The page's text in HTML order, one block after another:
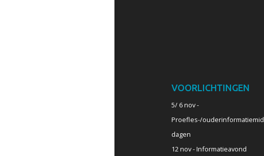
VOORLICHTINGEN
5/ 6 nov -
Proefles-/ouderinformatiemid
dagen
12 nov - Informatieavond